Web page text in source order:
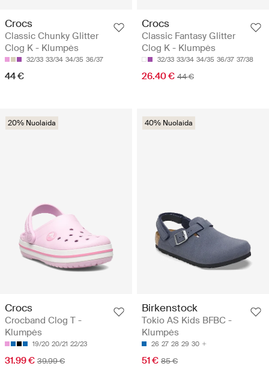
Crocs
Classic Chunky Glitter
Clog K - Klumpės
32/33 33/34 34/35 36/37
44 €
Crocs
Classic Fantasy Glitter
Clog K - Klumpės
32/33 33/34 34/35 36/37 37/38
26.40 € 44 €
20% Nuolaida
Crocs
Crocband Clog T -
Klumpės
19/20 20/21 22/23
31.99 € 39.99 €
40% Nuolaida
Birkenstock
Tokio AS Kids BFBC -
Klumpės
26 27 28 29 30
51 € 85 €